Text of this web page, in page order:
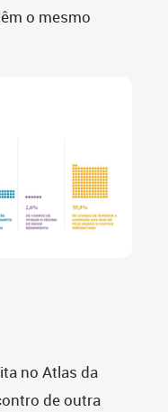
o mesmo
no Atlas da
de outra